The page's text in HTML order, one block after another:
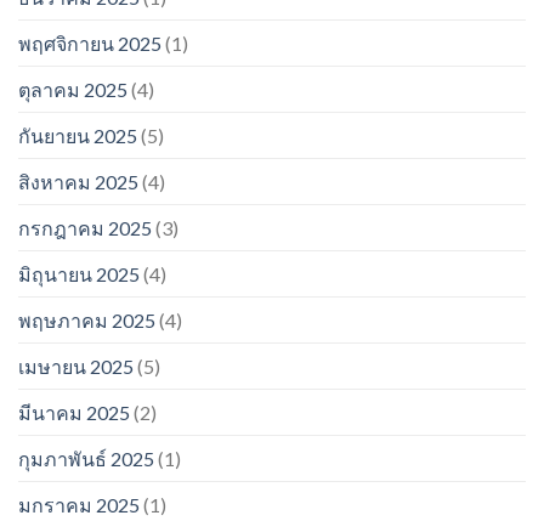
พฤศจิกายน 2025 (1)
ตุลาคม 2025 (4)
กันยายน 2025 (5)
สิงหาคม 2025 (4)
กรกฎาคม 2025 (3)
มิถุนายน 2025 (4)
พฤษภาคม 2025 (4)
เมษายน 2025 (5)
มีนาคม 2025 (2)
กุมภาพันธ์ 2025 (1)
มกราคม 2025 (1)